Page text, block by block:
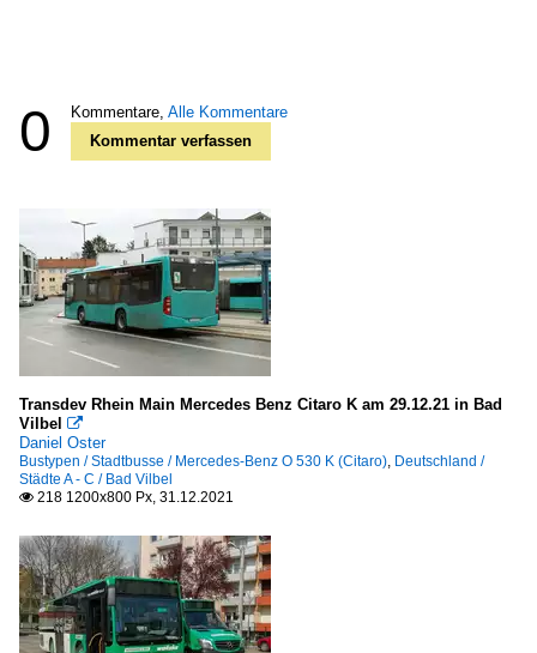
0 Kommentare, Alle Kommentare
Kommentar verfassen
Transdev Rhein Main Mercedes Benz Citaro K am 29.12.21 in Bad
Vilbel 
Daniel Oster
Bustypen / Stadtbusse / Mercedes-Benz O 530 K (Citaro), Deutschland /
Städte A - C / Bad Vilbel
 218 1200x800 Px, 31.12.2021